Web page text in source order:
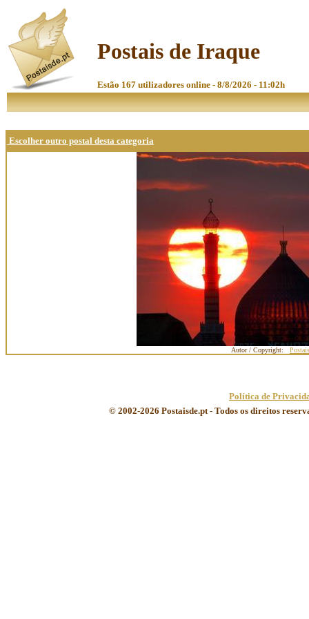
Postais de Iraque
Estão 167 utilizadores online - 8/8/2026 - 11:02h
Escolher outro postal desta categoria
Autor / Copyright:
Política de
© 2002-2026 Postaisde.pt - Todos os direitos